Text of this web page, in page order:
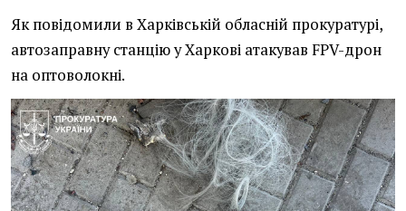
Як повідомили в Харківській обласній прокуратурі,
автозаправну станцію у Харкові атакував FPV-дрон
на оптоволокні.